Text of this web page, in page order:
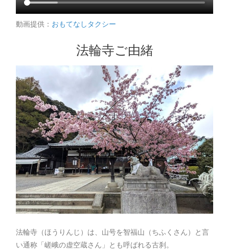
動画提供： おもてなしタクシー
法輪寺ご由緒
法輪寺（ほうりんじ）は、山号を智福山（ちふくさん）と言
い通称「嵯峨の虚空蔵さん」とも呼ばれる古刹。